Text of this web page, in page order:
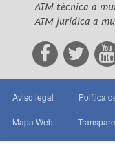
ATM técnica a
ATM jurídica a
Aviso legal Política
Mapa Web